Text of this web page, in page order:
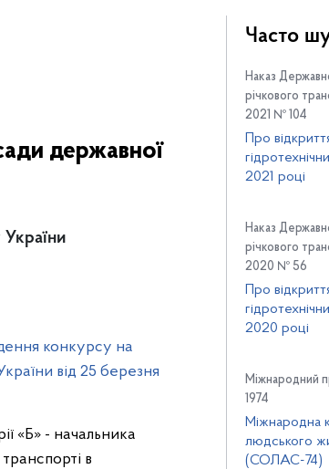
державної
конкурсу на
від 25 березня
«Б» - начальника
в
Часто
Наказ
річкового
2021 № 104
Про
2021 році
Наказ
річкового
2020 № 56
Про
2020 році
Міжнародний
1974
Міжнародна
людського
(СОЛАС-74)